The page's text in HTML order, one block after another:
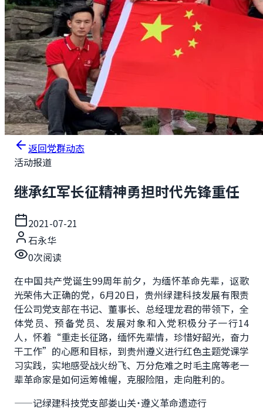
返回党群动态
活动报道
继承红军长征精神勇担时代先锋重任
2021-07-21
石永华
0次阅读
在中国共产党诞生99周年前夕，为缅怀革命先辈，讴歌
光荣伟大正确的党，6月20日，贵州绿建科技发展有限责
任公司党支部在书记、董事长、总经理龙君的带领下，全
体党员、预备党员、发展对象和入党积极分子一行14
人，怀着“重走长征路，缅怀先辈情，珍惜好韶光，奋力
干工作”的心愿和目标，到贵州遵义进行红色主题党课学
习实践，实地感受战火纷飞、万分危难之时毛主席等老一
辈革命家是如何运筹帷幄，克服险阻，走向胜利的。
——记绿建科技党支部娄山关˙遵义革命遗迹行